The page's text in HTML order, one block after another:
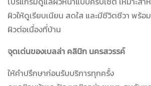
ผิวให้ดูเรียบเนียน สดใส และมีชีวิตชีวา พร้อ
ผิวต่อเนื่องที่บ้าน
จุดเด่นของเบลล่า คลินิก นครสวรรค์
ให้คำปรึกษาก่อนรับบริการทุกครั้ง